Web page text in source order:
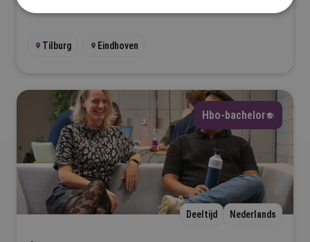
Tilburg.
Tilburg Eindhoven
Hbo-bachelor
Deeltijd Nederlands